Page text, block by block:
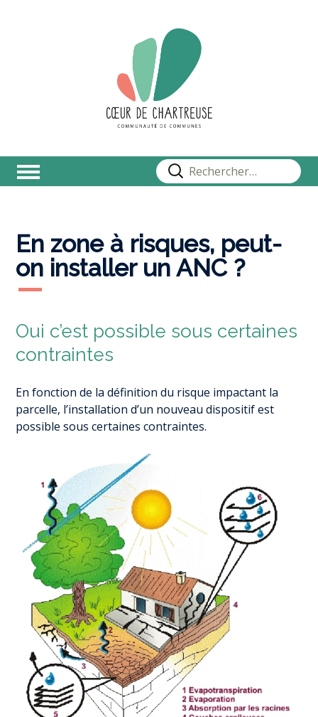
Rechercher :
En zone à risques, peut-
on installer un ANC ?
Oui c’est possible sous certaines
contraintes
En fonction de la définition du risque impactant la
parcelle, l’installation d’un nouveau dispositif est
possible sous certaines contraintes.